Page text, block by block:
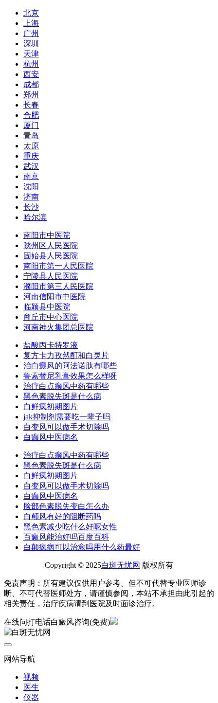
北京
上海
广州
深圳
天津
杭州
西安
成都
郑州
长春
合肥
厦门
青岛
太原
重庆
武汉
南京
沈阳
济南
长沙
哈尔滨
南阳市中医院
陕州区人民医院
固始县人民医院
南阳市第一人民医院
宁陵县人民医院
濮阳市第三人民医院
河南信阳市中医院
临颍县中医院
商丘市中心医院
河南神火集团总医院
盐酸丙卡特罗液
复方卡力孜然酊和白灵片
治白癜风的阿法诺肽有哪些
鲁索替尼乳膏效果怎么样呀
治疗白点癫风中药有哪些
黑色素脱失斑是什么病
白鲜疯初期图片
jak抑制剂需要吃一辈子吗
白变风可以做手术切除吗
白癫风中医病名
治疗白点癫风中药有哪些
黑色素脱失斑是什么病
白鲜疯初期图片
白变风可以做手术切除吗
白癫风中医病名
脸部色素脱失变白怎么办
白颠风有好的阻断药吗
黑色素减少吃什么好呢女性
百癜风能治好吗百度百科
白颠疯病可以治愈吗用什么药最好
Copyright © 2025白斑无忧网 版权所有
免责声明：所有建议仅供用户参考。但不可代替专业医师诊
断、不可代替医师处方，请谨慎参阅，本站不承担由此引起的
相关责任，治疗疾病请到医院及时面诊治疗。
在线问打电话白癜风咨询(免费)
网站导航
视频
医生
仪器